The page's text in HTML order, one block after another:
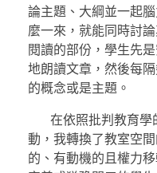
論主題、大綱並一起
麼一來，就能同時討
閱讀的部份，學生先
地朗讀文章，然後每
的概念或是主題。
在依照批判教育學
動，我轉換了教室空
的、有動機的且權力